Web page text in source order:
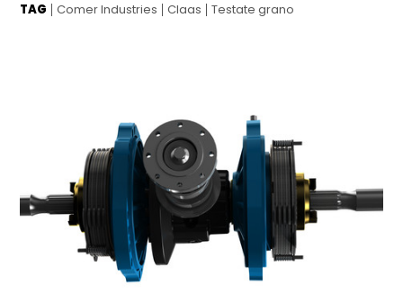
TAG Comer Industries Claas Testate grano